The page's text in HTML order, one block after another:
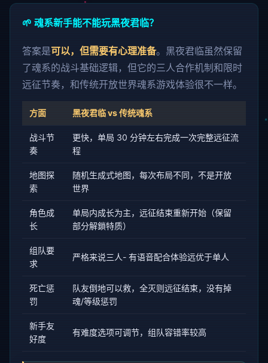
🌱 魂系新手能不能玩黑夜君临？
答案是可以，但需要有心理准备。黑夜君临虽然保留
了魂系的战斗基础逻辑，但它的三人合作机制和限时
远征节奏，和传统开放世界魂系游戏体验很不一样。
方面 黑夜君临 vs 传统魂系
战斗节
奏
更快，单局 30 分钟左右完成一次完整远征流
程
地图探
索
随机生成式地图，每次布局不同，不是开放
世界
角色成
长
单局内成长为主，远征结束重新开始（保留
部分解鎖特质）
组队要
求
严格来说三人- 有语音配合体验远优于单人
死亡惩
罚
队友倒地可以救，全灭则远征结束，没有掉
魂/等级惩罚
新手友
好度
有难度选项可调节，组队容错率较高